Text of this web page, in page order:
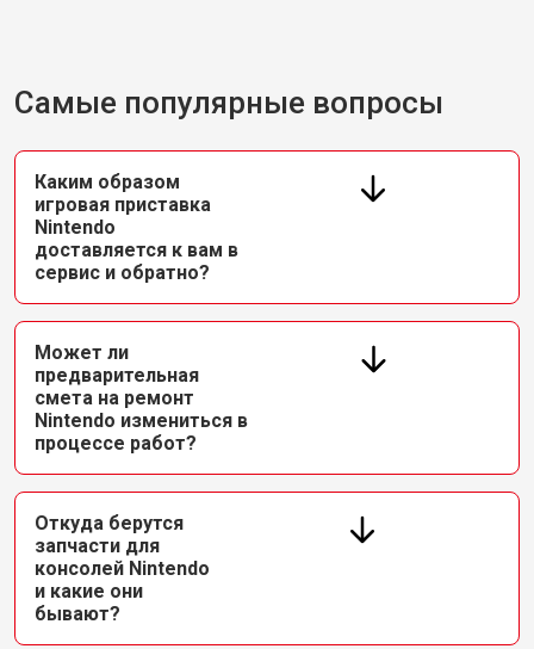
Самые популярные вопросы
Каким образом
игровая приставка
Nintendo
доставляется к вам в
сервис и обратно?
Может ли
предварительная
смета на ремонт
Nintendo измениться в
процессе работ?
Откуда берутся
запчасти для
консолей Nintendo
и какие они
бывают?